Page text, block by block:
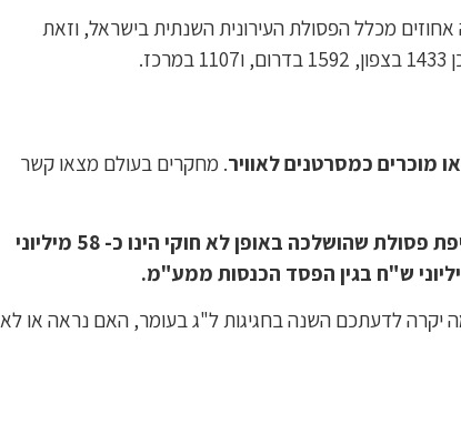
מכלל הפסולת העירונית השנתית בישראל, וזאת
. מחקרים בעולם מצאו קשר
אומדן העלות החיצוניות המרבי בגין פליטות המזהמים מתהליך שריפת פסולת שהושלכה באופן לא חוקי הינו כ- 58 מיליוני
יקרה לדעתכם השנה בחגיגות ל"ג בעומר, האם נראה או לא